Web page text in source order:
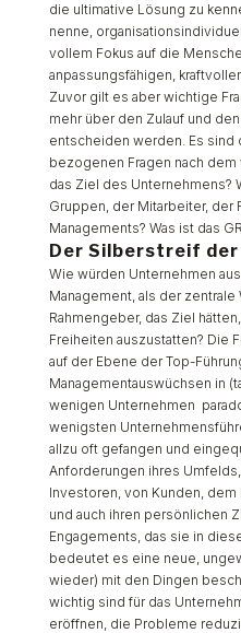
die ultimative Lösung zu
nenne,
vollem Fokus auf die
anpassungsfähigen,
Zuvor gilt es aber wichtige
mehr über den Zulauf und
entscheiden werden. Es sind
bezogenen Fragen nach dem
das Ziel des Unternehmens?
Gruppen, der Mitarbeiter, der
Managements? Was ist das
Der Silberstreif
Wie würden Unternehmen
Management, als der
Rahmengeber, das Ziel
Freiheiten auszustatten? Die
auf der Ebene der Top-
Managementauswüchsen in
wenigen Unternehmen
wenigsten
allzu oft gefangen und
Anforderungen ihres
Investoren, von Kunden,
und auch ihren persönlichen
Engagements, das sie in
bedeutet es eine neue,
wieder) mit den Dingen
wichtig sind für das
eröffnen, die Probleme